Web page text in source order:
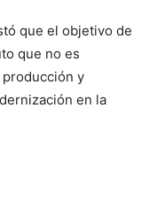
que el objetivo de
que no es
y
en la